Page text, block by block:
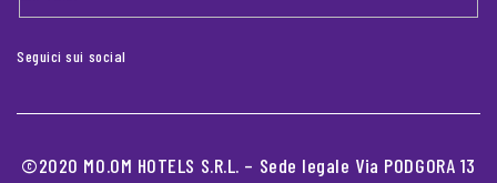
Seguici sui social
©2020 MO.OM HOTELS S.R.L. – Sede legale Via PODGORA 13